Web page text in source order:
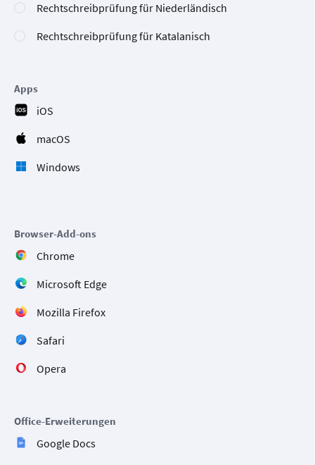
Rechtschreibprüfung für Niederländisch
Rechtschreibprüfung für Katalanisch
Apps
iOS
macOS
Windows
Browser-Add-ons
Chrome
Microsoft Edge
Mozilla Firefox
Safari
Opera
Office-Erweiterungen
Google Docs